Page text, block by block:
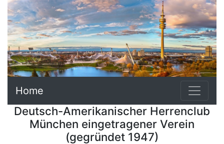
Home
Deutsch-Amerikanischer Herrenclub
München eingetragener Verein
(gegründet 1947)